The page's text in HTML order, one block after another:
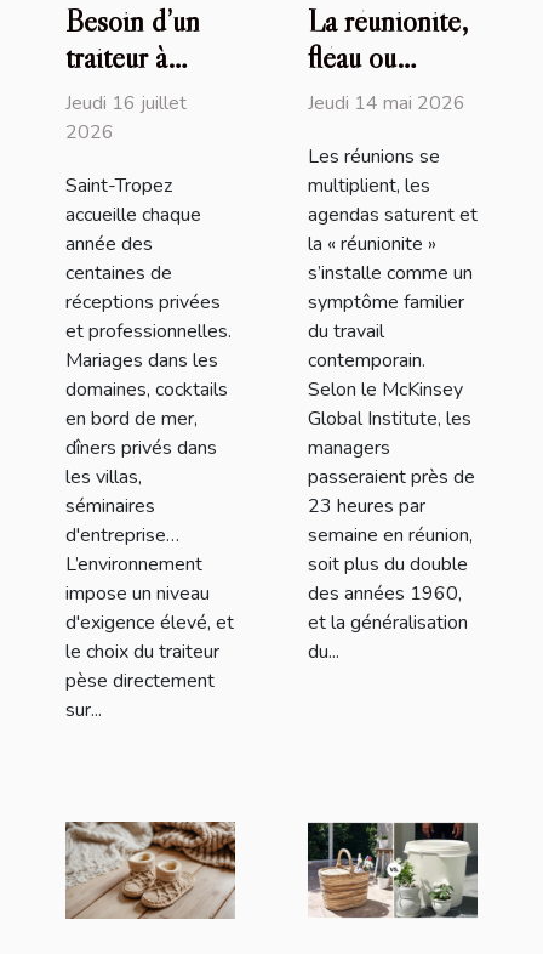
Besoin d’un
traiteur à
Saint-Tropez
(83) ? David
grand jeu !
Jeudi 16 juillet
2026
Saint-Tropez
accueille chaque
année des
centaines de
réceptions privées
et professionnelles.
Mariages dans les
domaines, cocktails
en bord de mer,
dîners privés dans
les villas,
séminaires
d'entreprise…
L’environnement
impose un niveau
d'exigence élevé, et
le choix du traiteur
pèse directement
sur...
La réunionite,
fléau ou
opportunité
leadership
moderne
Jeudi 14 mai 2026
Les réunions se
multiplient, les
agendas saturent et
la « réunionite »
s’installe comme un
symptôme familier
du travail
contemporain.
Selon le McKinsey
Global Institute, les
managers
passeraient près de
23 heures par
semaine en réunion,
soit plus du double
des années 1960,
et la généralisation
du...